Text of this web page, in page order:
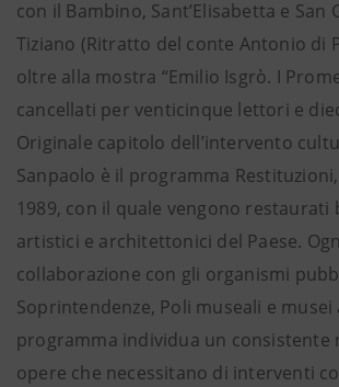
con il Bambino, Sant’Elisabetta e San
Tiziano (Ritratto del conte Antonio di
oltre alla mostra “Emilio Isgrò. I
cancellati per venticinque lettori e
Originale capitolo dell’intervento
Sanpaolo è il programma
1989, con il quale vengono restaurati
artistici e architettonici del Paese.
collaborazione con gli organismi
Soprintendenze, Poli museali e
programma individua un consistente
opere che necessitano di interventi